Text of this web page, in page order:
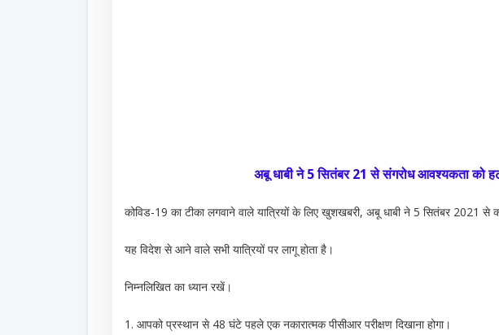
अबू धाबी ने 5 सितंबर 21 से संगरोध आवश्यकता को
कोविड-19 का टीका लगवाने वाले यात्रियों के लिए खुशखबरी, अबू धाबी ने 5 सितंबर 2021 से
यह विदेश से आने वाले सभी यात्रियों पर लागू होता है।
निम्नलिखित का ध्यान रखें।
1. आपको प्रस्थान से 48 घंटे पहले एक नकारात्मक पीसीआर परीक्षण दिखाना होगा।